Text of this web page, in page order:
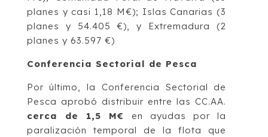
planes y casi 1,18 M€); Islas Canarias (3
planes y 54.405 €), y Extremadura (2
planes y 63.597 €)
Conferencia Sectorial de Pesca
Por último, la Conferencia Sectorial de
Pesca aprobó distribuir entre las CC.AA.
cerca de 1,5 M€
en ayudas por la
paralización temporal de la flota que